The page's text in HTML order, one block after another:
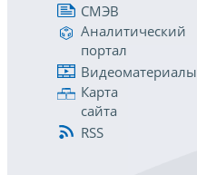
СМЭВ
Аналитический
портал
Видеоматериалы
Карта
сайта
RSS